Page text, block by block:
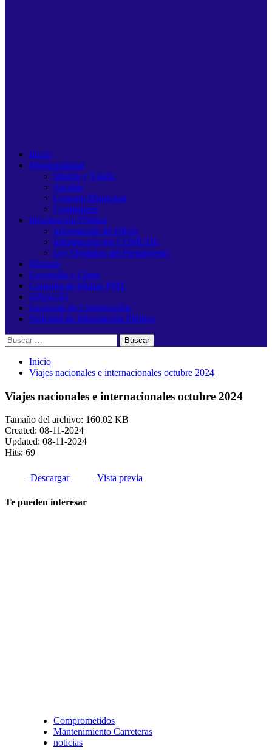
Inicio
Municipalidad
Misión y Visión
Alcalde
Concejo Municipal
Comisiones
Información Pública
Información de Oficio
Información del COMUDE
Ley Orgánica del Presupuesto
Historia
Geografía y Clima
Consulta de Multas PMT
SINACIG
Licencias de Construcción
Solicitud de Información Pública
Buscar:
Inicio
Viajes nacionales e internacionales octubre 2024
Viajes nacionales e internacionales octubre 2024
Tamaño del archivo: 160.02 KB
Created: 08-11-2024
Updated: 08-11-2024
Hits: 69
Descargar Vista previa
Te pueden interesar
Comprometidos
Mantenimiento Carreteras
noticias